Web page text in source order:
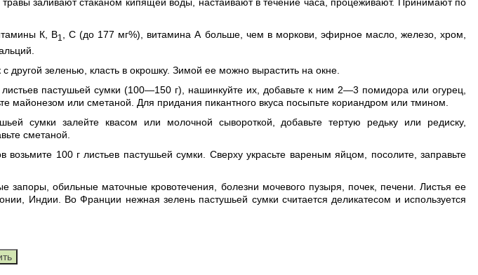
К, В1
, С (до 177 мг%), витамина А больше, чем в моркови, эфирное масло, железо, хром,
с другой зеленью, класть в окрошку. Зимой ее можно вырастить на окне.
листьев пастушьей сумки (100—150 г), нашинкуйте их, добавьте к ним 2—3 помидора или огурец,
майонезом или сметаной. Для придания пикантного вкуса посыпьте кориандром или тмином.
сумки залейте квасом или молочной сывороткой, добавьте тертую редьку или редиску,
сметаной.
возьмите 100 г листьев пастушьей сумки. Сверху украсьте вареным яйцом, посолите, заправьте
запоры, обильные маточные кровотечения, болезни мочевого пузыря, почек, печени. Листья ее
Индии. Во Франции нежная зелень пастушьей сумки считается деликатесом и используется